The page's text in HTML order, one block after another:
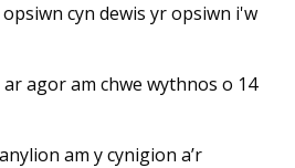
cyn dewis yr opsiwn i'w
agor am chwe wythnos o 14
am y cynigion a’r